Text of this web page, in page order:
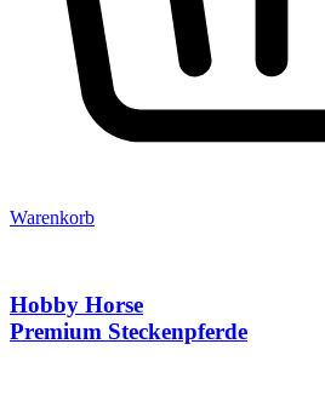
Warenkorb
Hobby Horse
Premium Steckenpferde